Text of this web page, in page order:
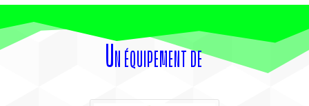
Un équipement de